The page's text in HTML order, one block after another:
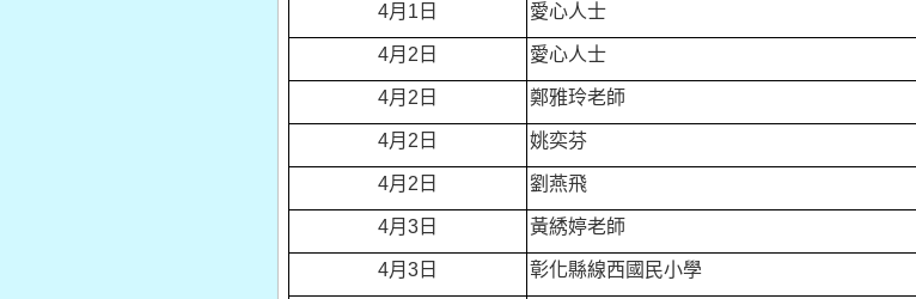
4月1日 愛心人士
4月2日 愛心人士
4月2日 鄭雅玲老師
4月2日 姚奕芬
4月2日 劉燕飛
4月3日 黃綉婷老師
4月3日 彰化縣線西國民小學